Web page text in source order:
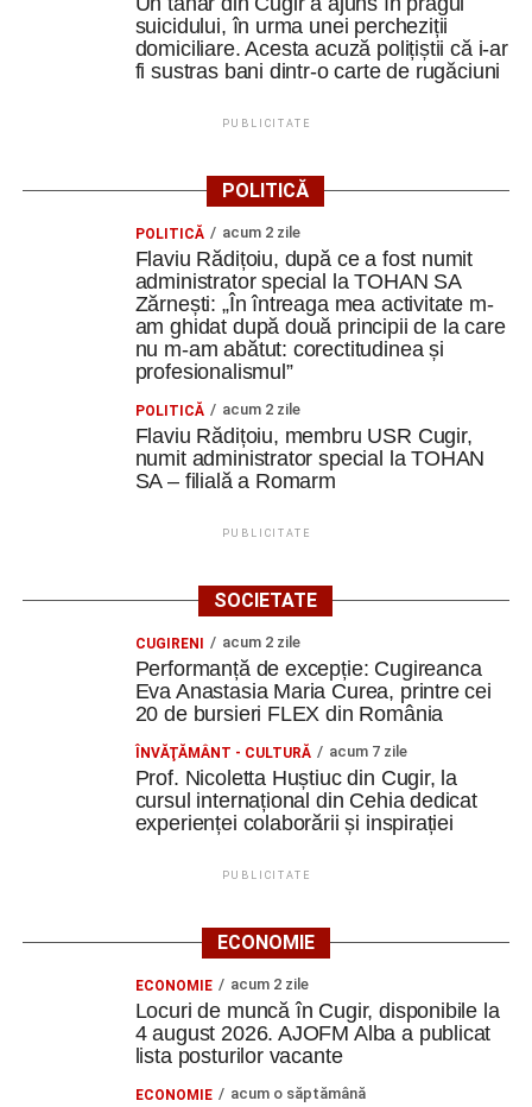
suicidului, în urma unei percheziții
domiciliare. Acesta acuză polițiștii că i-ar
fi sustras bani dintr-o carte de rugăciuni
PUBLICITATE
POLITICĂ
POLITICĂ acum 2 zile
Flaviu Rădițoiu, după ce a fost numit
administrator special la TOHAN SA
Zărnești: „În întreaga mea activitate m-
am ghidat după două principii de la care
nu m-am abătut: corectitudinea și
profesionalismul”
POLITICĂ acum 2 zile
Flaviu Rădițoiu, membru USR Cugir,
numit administrator special la TOHAN
SA – filială a Romarm
PUBLICITATE
SOCIETATE
CUGIRENI acum 2 zile
Performanță de excepție: Cugireanca
Eva Anastasia Maria Curea, printre cei
20 de bursieri FLEX din România
ÎNVĂŢĂMÂNT - CULTURĂ acum 7 zile
Prof. Nicoletta Huștiuc din Cugir, la
cursul internațional din Cehia dedicat
experienței colaborării și inspirației
PUBLICITATE
ECONOMIE
ECONOMIE acum 2 zile
Locuri de muncă în Cugir, disponibile la
4 august 2026. AJOFM Alba a publicat
lista posturilor vacante
ECONOMIE acum o săptămână